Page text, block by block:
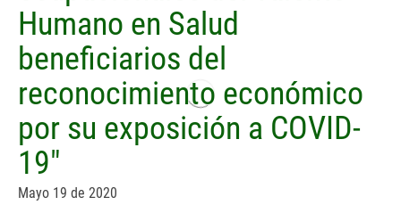
Humano en Salud
beneficiarios del
reconocimiento económico
por su exposición a COVID-
19"
Mayo 19 de 2020